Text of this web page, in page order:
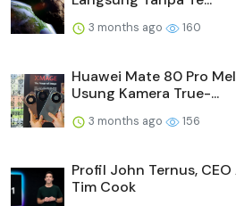
3 months ago 160
Huawei Mate 80 Pro
Usung Kamera True-...
3 months ago 156
Profil John Ternus,
Tim Cook